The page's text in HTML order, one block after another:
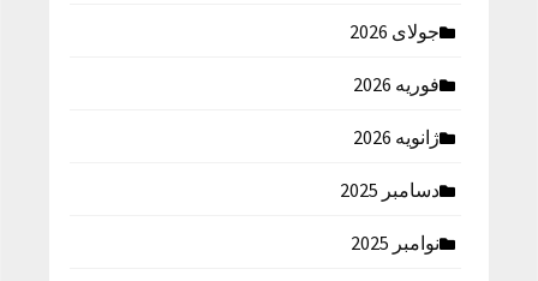
جولای 2026
فوریه 2026
ژانویه 2026
دسامبر 2025
نوامبر 2025